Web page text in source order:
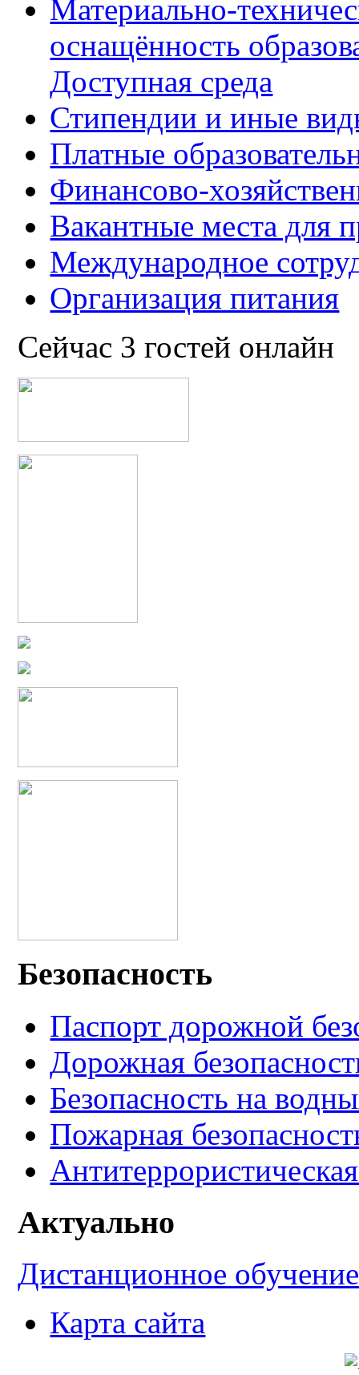
Материально-
оснащённость
Доступная среда
Стипендии и иные
Платные
Финансово-
Вакантные места для
Международное
Организация питания
Сейчас 3 гостей онлайн
Безопасность
Паспорт дорожной
Дорожная
Безопасность на
Пожарная
Актуально
Дистанционное обучение
Карта сайта